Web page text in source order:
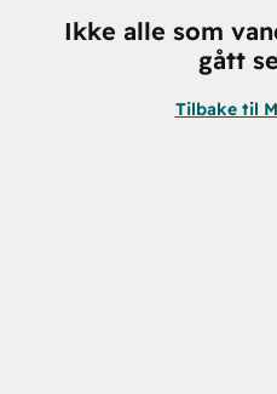
Ikke alle som
gått
Tilbake til